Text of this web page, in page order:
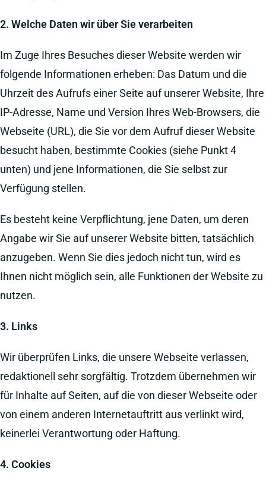
2. Welche Daten wir über Sie verarbeiten
Im Zuge Ihres Besuches dieser Website werden wir
folgende Informationen erheben: Das Datum und die
Uhrzeit des Aufrufs einer Seite auf unserer Website, Ihre
IP-Adresse, Name und Version Ihres Web-Browsers, die
Webseite (URL), die Sie vor dem Aufruf dieser Website
besucht haben, bestimmte Cookies (siehe Punkt 4
unten) und jene Informationen, die Sie selbst zur
Verfügung stellen.
Es besteht keine Verpflichtung, jene Daten, um deren
Angabe wir Sie auf unserer Website bitten, tatsächlich
anzugeben. Wenn Sie dies jedoch nicht tun, wird es
Ihnen nicht möglich sein, alle Funktionen der Website zu
nutzen.
3. Links
Wir überprüfen Links, die unsere Webseite verlassen,
redaktionell sehr sorgfältig. Trotzdem übernehmen wir
für Inhalte auf Seiten, auf die von dieser Webseite oder
von einem anderen Internetauftritt aus verlinkt wird,
keinerlei Verantwortung oder Haftung.
4. Cookies